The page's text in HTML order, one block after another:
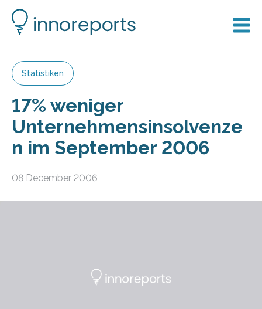
Statistiken
17% weniger
Unternehmensinsolvenze
n im September 2006
08 December 2006